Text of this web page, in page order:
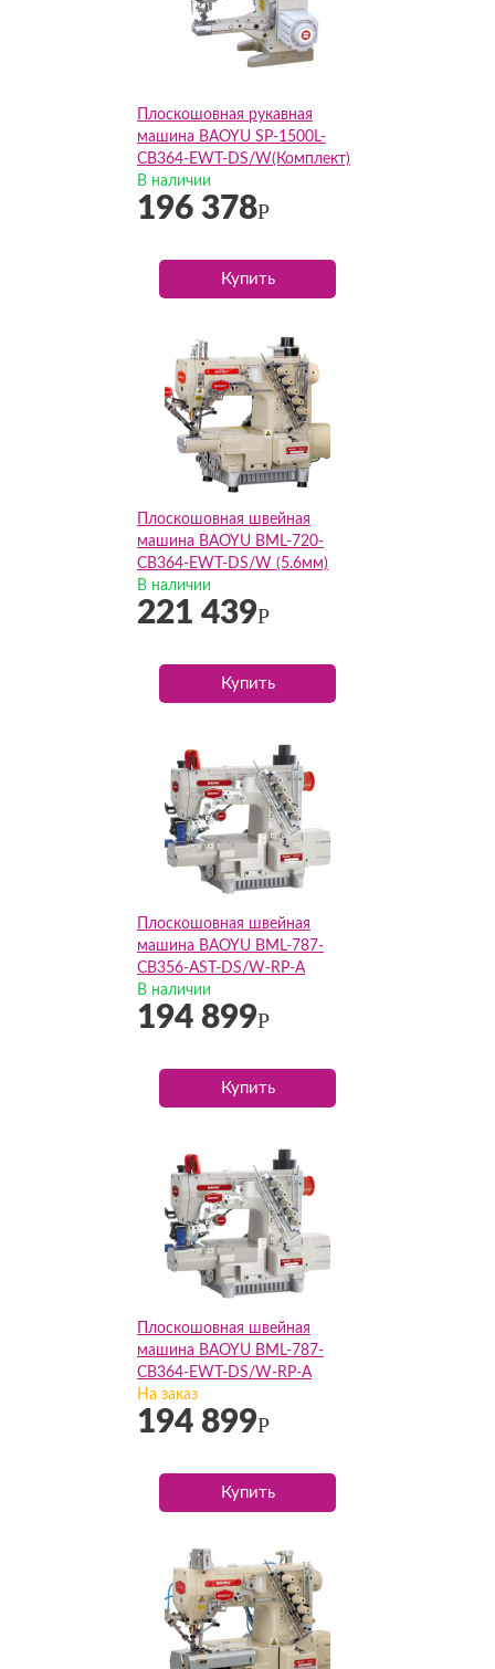
Плоскошовная рукавная
машина BAOYU SP-1500L-
CB364-EWT-DS/W(Комплект)
В наличии
196 378Р
Купить
Плоскошовная швейная
машина BAOYU BML-720-
CB364-EWT-DS/W (5.6мм)
(Комплект)
В наличии
221 439Р
Купить
Плоскошовная швейная
машина BAOYU BML-787-
CB356-AST-DS/W-RP-A
(Комплект)
В наличии
194 899Р
Купить
Плоскошовная швейная
машина BAOYU BML-787-
CB364-EWT-DS/W-RP-A
(Комплект)
На заказ
194 899Р
Купить